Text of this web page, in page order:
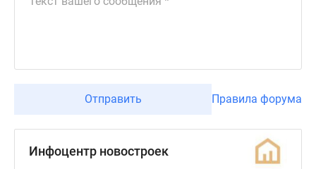
Отправить Правила форума
Инфоцентр новостроек